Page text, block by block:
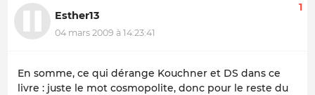
Esther13
04 mars 2009 à 14:23:41
1
En somme, ce qui dérange Kouchner et DS dans ce
livre : juste le mot cosmopolite, donc pour le reste du